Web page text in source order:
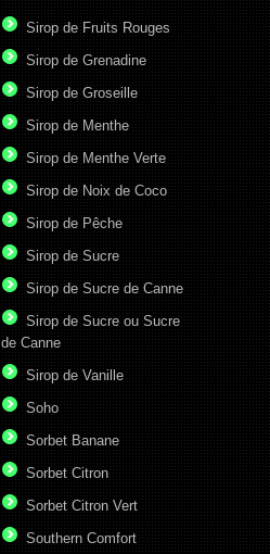
Sirop de Fruits Rouges
Sirop de Grenadine
Sirop de Groseille
Sirop de Menthe
Sirop de Menthe Verte
Sirop de Noix de Coco
Sirop de Pêche
Sirop de Sucre
Sirop de Sucre de Canne
Sirop de Sucre ou Sucre
de Canne
Sirop de Vanille
Soho
Sorbet Banane
Sorbet Citron
Sorbet Citron Vert
Southern Comfort